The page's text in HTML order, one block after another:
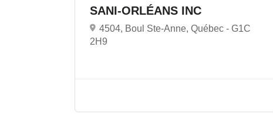
SANI-ORLÉANS INC
4504, Boul Ste-Anne, Québec - G1C
2H9